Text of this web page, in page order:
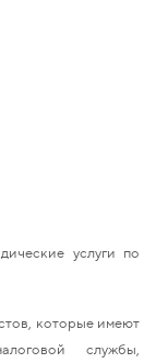
услуги по
которые имеют
службы,